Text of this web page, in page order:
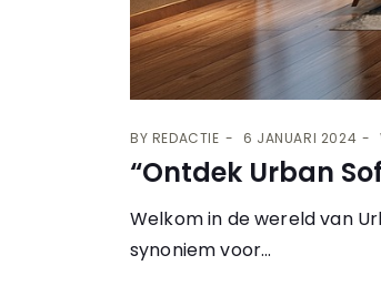
BY REDACTIE 6 JANUARI 2024
“Ontdek Urban
Welkom in de wereld van
synoniem voor...